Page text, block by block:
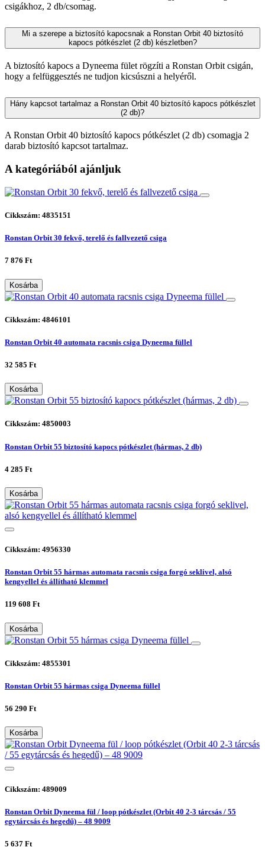
csigákhoz, 2 db/csomag.
Mi a szerepe a biztosító kapocsnak a Ronstan Orbit 40 biztosító
kapocs pótkészlet (2 db) készletben?
A biztosító kapocs a Dyneema fület rögzíti a Ronstan Orbit csigán,
hogy a felfüggesztés ne tudjon kicsúszni a helyéről.
Hány kapcsot tartalmaz a Ronstan Orbit 40 biztosító kapocs pótkészlet
(2 db)?
A Ronstan Orbit 40 biztosító kapocs pótkészlet (2 db) csomagja 2
darab biztosító kapcsot tartalmaz.
A kategóriából ajánljuk
Cikkszám: 4835151
Ronstan Orbit 30 fekvő, terelő és fallvezető csiga
7 876 Ft
Kosárba
Cikkszám: 4846101
Ronstan Orbit 40 automata racsnis csiga Dyneema füllel
32 585 Ft
Kosárba
Cikkszám: 4850003
Ronstan Orbit 55 biztosító kapocs pótkészlet (hármas, 2 db)
4 285 Ft
Kosárba
Cikkszám: 4956330
Ronstan Orbit 55 hármas automata racsnis csiga forgó seklivel, alsó
kengyellel és állítható klemmel
119 608 Ft
Kosárba
Cikkszám: 4855301
Ronstan Orbit 55 hármas csiga Dyneema füllel
56 290 Ft
Kosárba
Cikkszám: 489009
Ronstan Orbit Dyneema fül / loop pótkészlet (Orbit 40 2-3 tárcsás / 55
egytárcsás és hegedű) – 48 9009
5 637 Ft